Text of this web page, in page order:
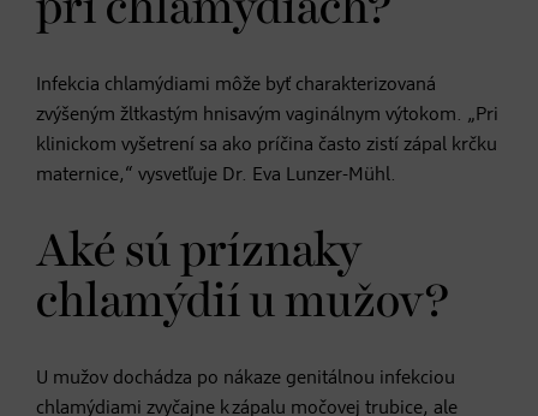
pri chlamýdiách?
Infekcia chlamýdiami môže byť charakterizovaná
zvýšeným žltkastým hnisavým vaginálnym výtokom. „Pri
klinickom vyšetrení sa ako príčina často zistí zápal krčku
maternice,“ vysvetľuje Dr. Eva Lunzer-Mühl.
Aké sú príznaky
chlamýdií u mužov?
U mužov dochádza po nákaze genitálnou infekciou
chlamýdiami zvyčajne k zápalu močovej trubice, ale